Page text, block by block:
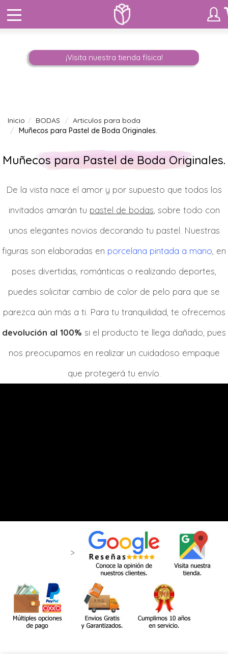
¡Visita nuestra tienda física!
Inicio BODAS
Articulos para boda
Muñecos para Pastel de Boda Originales.
Muñecos para Pastel de Boda Originales.
De la vista nace el amor y por supuesto que todos los
invitados amarán tu pastel de bodas , sobre todo con
unos elegantes novios decorando tu pastel. Nuestras
figuras son elaboradas en porcelana pintada a mano , en
poses divertidas, románticas o realizando deportes,
puedes solicitar cambio de color de pelo para que se
parezca aún más a ti. Para tu tranquilidad, te ofrecemos
devolución al 100% si el producto te llega dañado, pues
nos preocupamos en realizar un cuidadoso empaque
que protegerá tu envío.
>